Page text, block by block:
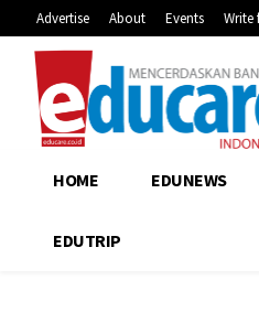
Advertise About Events Write
HOME EDUNEWS
EDUTRIP